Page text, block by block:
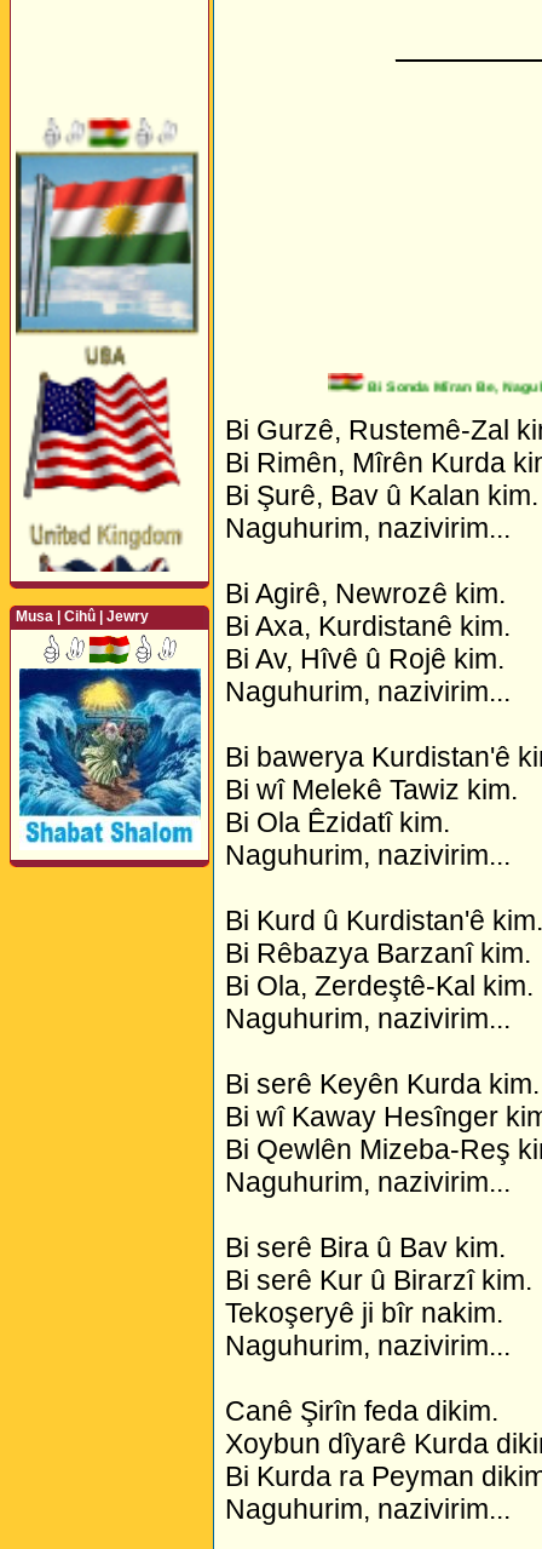
Perwerde ya Zimanê
Kurdî û Îngîlîzî
Musa | Cihû | Jewry
Bi Sonda Mîran Be,
Bi Gurzê, Rustemê-Zal
Bi Rimên, Mîrên Kurda
Bi Şurê, Bav û Kalan kim.
Naguhurim, nazivirim...
Bi Agirê, Newrozê kim.
Bi Axa, Kurdistanê kim.
Bi Av, Hîvê û Rojê kim.
Naguhurim, nazivirim...
Bi bawerya Kurdistan'ê
Bi wî Melekê Tawiz kim.
Bi Ola Êzidatî kim.
Naguhurim, nazivirim...
Bi Kurd û Kurdistan'ê kim.
Bi Rêbazya Barzanî kim.
Bi Ola, Zerdeştê-Kal kim.
Naguhurim, nazivirim...
Bi serê Keyên Kurda kim.
Bi wî Kaway Hesînger
Bi Qewlên Mizeba-Reş
Naguhurim, nazivirim...
Bi serê Bira û Bav kim.
Bi serê Kur û Birarzî kim.
Tekoşeryê ji bîr nakim.
Naguhurim, nazivirim...
Canê Şirîn feda dikim.
Xoybun dîyarê Kurda
Bi Kurda ra Peyman
Naguhurim, nazivirim...